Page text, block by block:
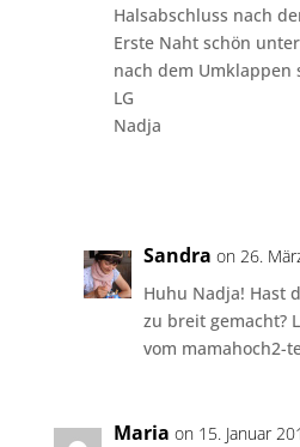
Halsabschluss nach
Erste Naht schön
nach dem Umklappen
LG
Nadja
Sandra on 26.
Huhu Nadja! Hast
zu breit gemacht?
vom mamahoch2-
Maria on 15. Januar